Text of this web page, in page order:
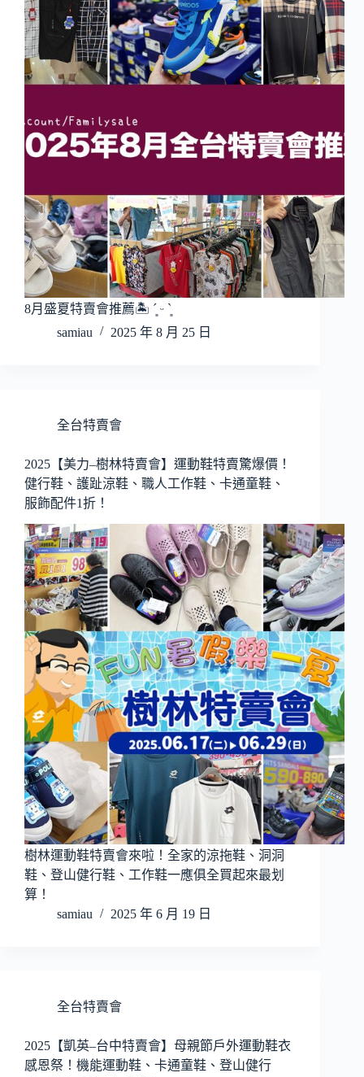
8月盛夏特賣會推薦🏝️ ´͈ ᵕ `͈
samiau
2025 年 8 月 25 日
全台特賣會
2025【美力–樹林特賣會】運動鞋特賣驚爆價！
健行鞋、護趾涼鞋、職人工作鞋、卡通童鞋、
服飾配件1折！
樹林運動鞋特賣會來啦！全家的涼拖鞋、洞洞
鞋、登山健行鞋、工作鞋一應俱全買起來最划
算！
samiau
2025 年 6 月 19 日
全台特賣會
2025【凱英–台中特賣會】母親節戶外運動鞋衣
感恩祭！機能運動鞋、卡通童鞋、登山健行